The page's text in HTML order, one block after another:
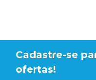
Cadastre-se
ofertas!